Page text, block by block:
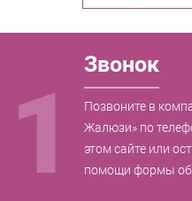
1
Звонок
Позвоните в
Жалюзи» по
этом сайте или
помощи формы